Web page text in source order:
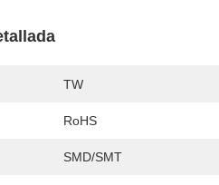
TW
RoHS
SMD/SMT